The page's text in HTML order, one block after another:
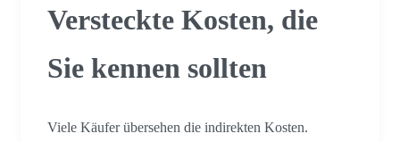
Versteckte Kosten, die
Sie kennen sollten
Viele Käufer übersehen die indirekten Kosten.